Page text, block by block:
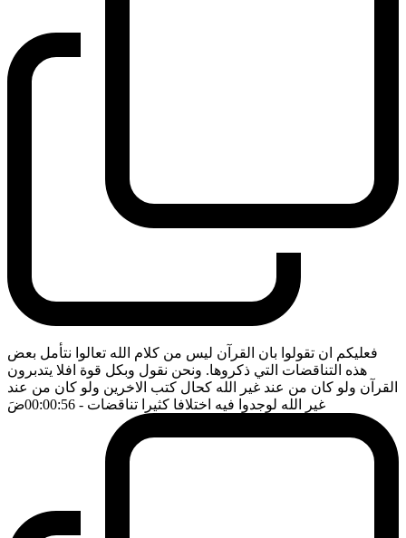
فعليكم ان تقولوا بان القرآن ليس من كلام الله تعالوا نتأمل بعض
هذه التناقضات التي ذكروها. ونحن نقول وبكل قوة افلا يتدبرون
القرآن ولو كان من عند غير الله كحال كتب الاخرين ولو كان من عند
غير الله لوجدوا فيه اختلافا كثيرا تناقضات - 00:00:56 ضَ